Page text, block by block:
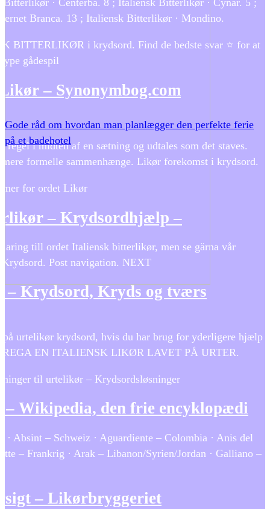
Gode råd om hvordan man planlægger den perfekte ferie
på et badehotel
Bitterlikør · Centerba. 8 ; Italiensk Bitterlikør · Cynar. 5 ;
Branca. 13 ; Italiensk Bitterlikør · Mondino.
BITTERLIKØR i krydsord. Find de bedste svar ⭐ for at
gådespil
– Synonymbog.com
regel i midten af ​​en sætning og udtales som det staves.
formelle sammenhænge. Likør forekomst i krydsord.
for ordet Likør
– Krydsordhjælp –
till ordet Italiensk bitterlikør, men se gärna vår
Post navigation. NEXT
Krydsord, Kryds og tværs
på urtelikør krydsord, hvis du har brug for yderligere hjælp
EN ITALIENSK LIKØR LAVET PÅ URTER.
til urtelikør – Krydsordsløsninger
Wikipedia, den frie encyklopædi
· Absint – Schweiz · Aguardiente – Colombia · Anis del
– Frankrig · Arak – Libanon/Syrien/Jordan · Galliano –
– Likørbryggeriet